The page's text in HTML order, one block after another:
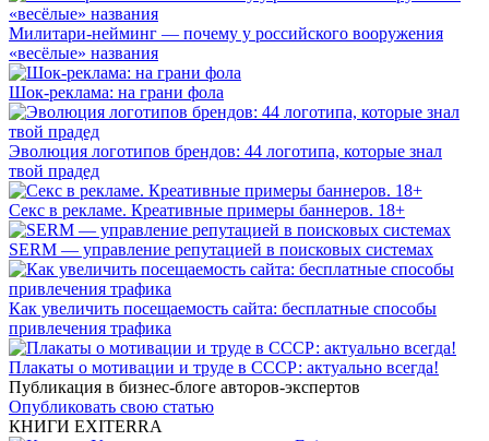
Милитари-нейминг — почему у российского вооружения
«весёлые» названия
Шок-реклама: на грани фола
Эволюция логотипов брендов: 44 логотипа, которые знал
твой прадед
Секс в рекламе. Креативные примеры баннеров. 18+
SERM — управление репутацией в поисковых системах
Как увеличить посещаемость сайта: бесплатные способы
привлечения трафика
Плакаты о мотивации и труде в СССР: актуально всегда!
Публикация в бизнес-блоге авторов-экспертов
Опубликовать свою статью
КНИГИ EXITERRA